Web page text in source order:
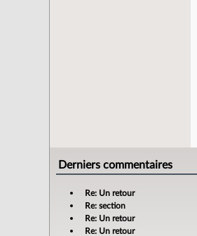
Derniers commentaires
Re: Un retour
Re: section
Re: Un retour
Re: Un retour